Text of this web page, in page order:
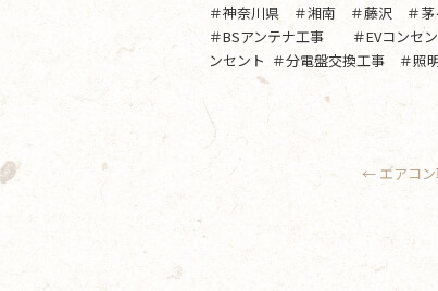
＃神奈川県 ＃湘南 ＃藤沢 ＃
＃BSアンテナ工事 ＃EVコンセ
ンセント ＃分電盤交換工事 ＃
← エアコ